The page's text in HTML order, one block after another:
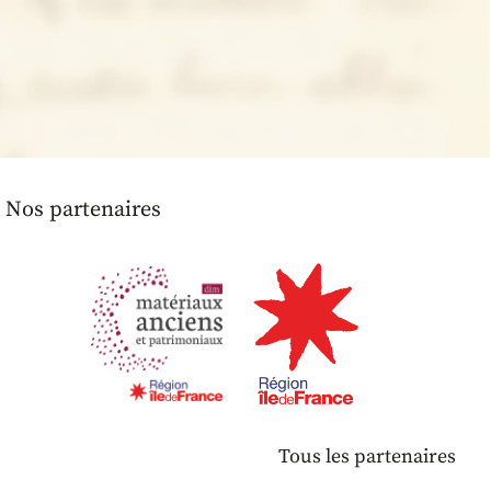
Nos partenaires
Tous les partenaires